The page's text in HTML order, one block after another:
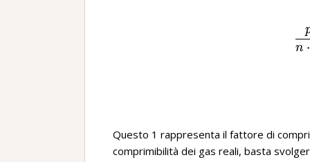
n ⋅
Questo 1 rappresenta il fattore di
comprimibilità dei gas reali, basta